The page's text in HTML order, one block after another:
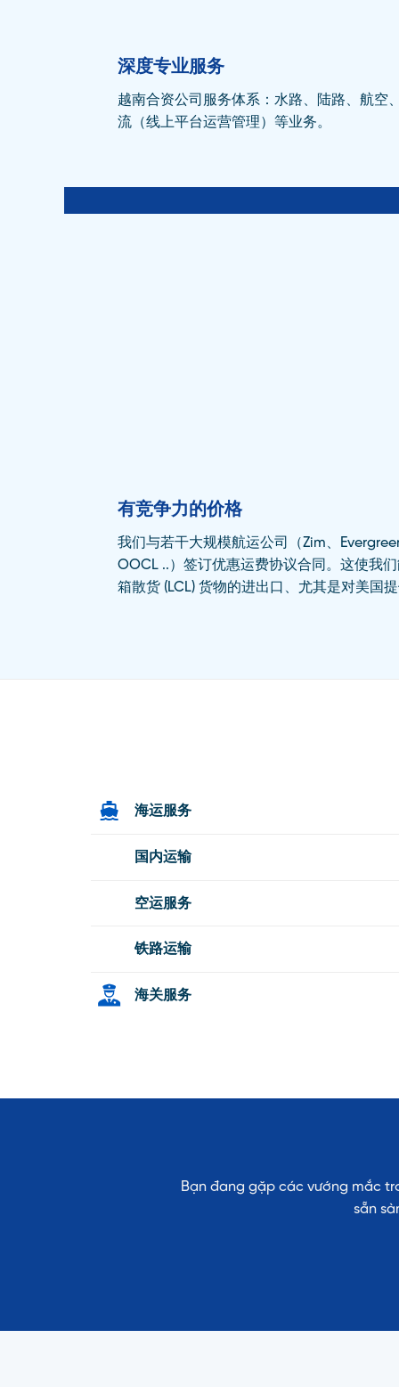
深度专业服务
越南合资公司服务体系：水路、陆路、航空
流（线上平台运营管理）等业务。
有竞争力的价格
我们与若干大规模航运公司（Zim、
OOCL ..）签订优惠运费协议合同。这使我
箱散货 (LCL) 货物的进出口、尤其是对美国
海运服务
国内运输
空运服务
铁路运输
海关服务
Bạn đang gặp các vướng mắc
sẵn